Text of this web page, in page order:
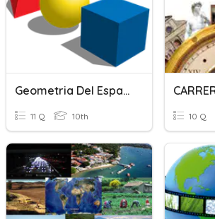
Geometria Del Espacio
11 Q 10th 10 Q